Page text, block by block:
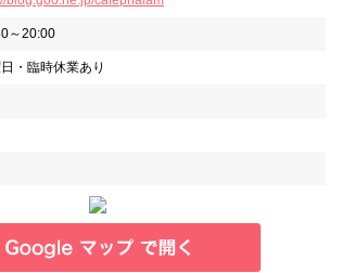
～20:00
・臨時休業あり